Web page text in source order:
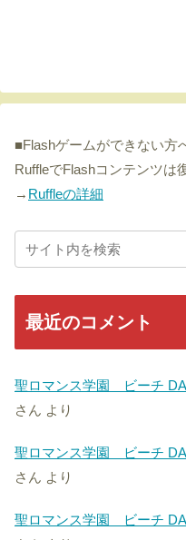
■Flashゲームができない方
RuffleでFlashコンテンツは
→ Ruffleの詳細
最近のコメント
聖ロマンス学園 ビーチ
さん より
聖ロマンス学園 ビーチ
さん より
聖ロマンス学園 ビーチ